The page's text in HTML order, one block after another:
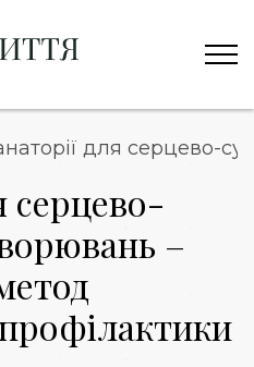
для серцево-
серцево-
–